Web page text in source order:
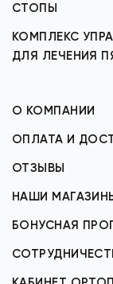
СТОПЫ
КОМПЛЕКС
ДЛЯ ЛЕЧЕНИЯ
О КОМПАНИИ
ОПЛАТА И
ОТЗЫВЫ
НАШИ
БОНУСНАЯ